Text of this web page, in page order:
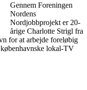
Gennem Foreningen
Nordens
Nordjobbprojekt er 20-
årige Charlotte Strigl fra
for at arbejde foreløbig
lokal-TV